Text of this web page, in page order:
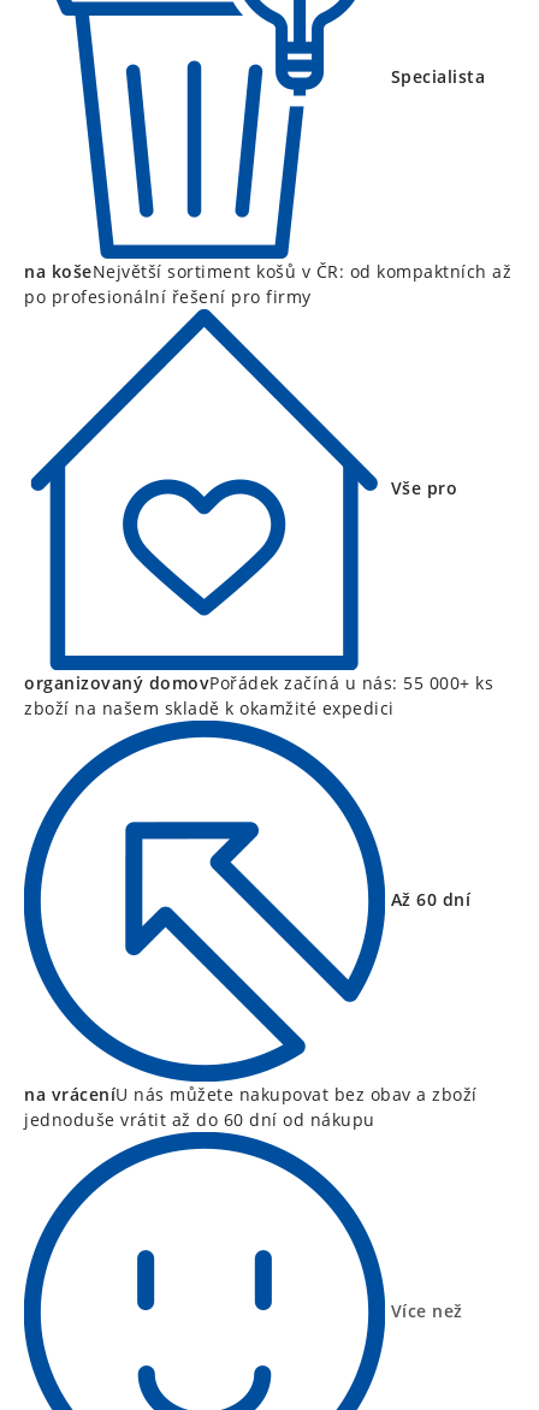
Specialista
na košeNejvětší sortiment košů v ČR: od kompaktních až
po profesionální řešení pro firmy
Vše pro
organizovaný domovPořádek začíná u nás: 55 000+ ks
zboží na našem skladě k okamžité expedici
Až 60 dní
na vráceníU nás můžete nakupovat bez obav a zboží
jednoduše vrátit až do 60 dní od nákupu
Více než